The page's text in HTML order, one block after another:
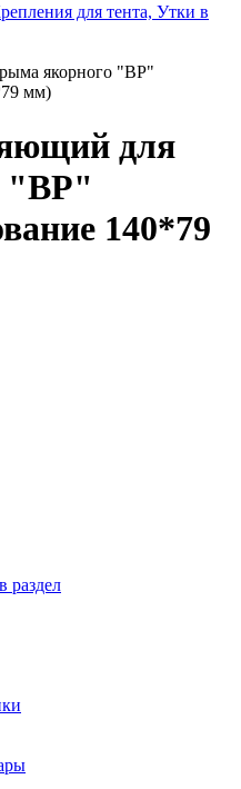
для тента, Утки в
якорного "BP"
мм)
для
"BP"
140*79